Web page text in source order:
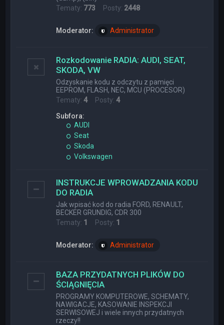
Tematy: 773 Posty: 2448
Moderator: Administrator
Rozkodowanie RADIA: AUDI, SEAT,
SKODA, VW
Odzyskanie kodu z odczytu z pamięci
EEPROM, FLASH, NEC, MCU (PROCESOR)
Tematy:4Posty:4
Subfora:
AUDI
Seat
Skoda
Volkswagen
INSTRUKCJE WPROWADZANIA KODU
DO RADIA
Jak wpisać kod do radia FORD, RENAULT,
BECKER GRUNDIG, CDR 300
Tematy: 1 Posty: 1
Moderator: Administrator
BAZA PRZYDATNYCH PLIKÓW DO
ŚCIĄGNIĘCIA
PROGRAMY KOMPUTEROWE, SCHEMATY,
NAWIGACJE, KASOWANIE INSPEKCJI
SERWISOWEJ i wiele innych przydatnych
rzeczy!!